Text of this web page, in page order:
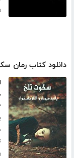
دانلود کتاب رمان